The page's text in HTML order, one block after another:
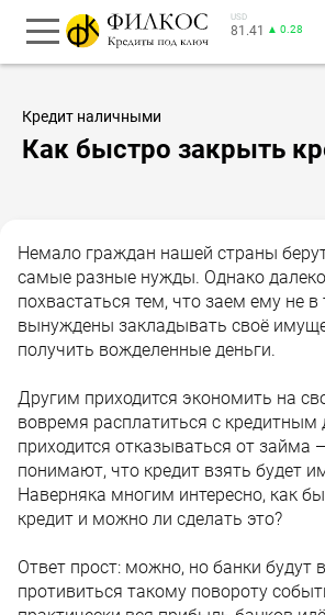
USD
81.41 ▲ 0.28
Кредит наличными
Как быстро закрыть
Немало граждан нашей страны
самые разные нужды. Однако
похвастаться тем, что заем ему не в
вынуждены закладывать своё
получить вожделенные деньги.
Другим приходится экономить на
вовремя расплатиться с
приходится отказываться от займа
понимают, что кредит взять будет
Наверняка многим интересно, как
кредит и можно ли сделать это?
Ответ прост: можно, но банки будут
противиться такому повороту